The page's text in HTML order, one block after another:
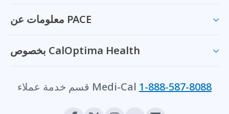
معلومات عن PACE
بخصوص CalOptima Health
قسم خدمة عملاء Medi-Cal 1-888-587-8088